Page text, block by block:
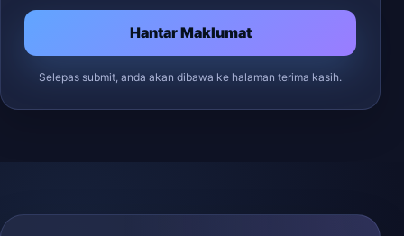
Hantar Maklumat
Selepas submit, anda akan dibawa ke halaman terima kasih.